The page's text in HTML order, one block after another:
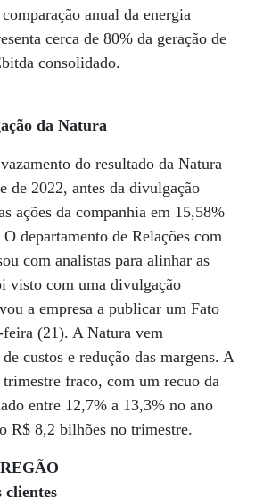
anual da energia
cerca de 80% da geração de
consolidado.
da Natura
do resultado da Natura
de 2022, antes da divulgação
ações da companhia em 15,58%
departamento de Relações com
com analistas para alinhar as
visto com uma divulgação
a empresa a publicar um Fato
(21). A Natura vem
custos e redução das margens. A
fraco, com um recuo da
entre 12,7% a 13,3% no ano
R$ 8,2 bilhões no trimestre.
clientes